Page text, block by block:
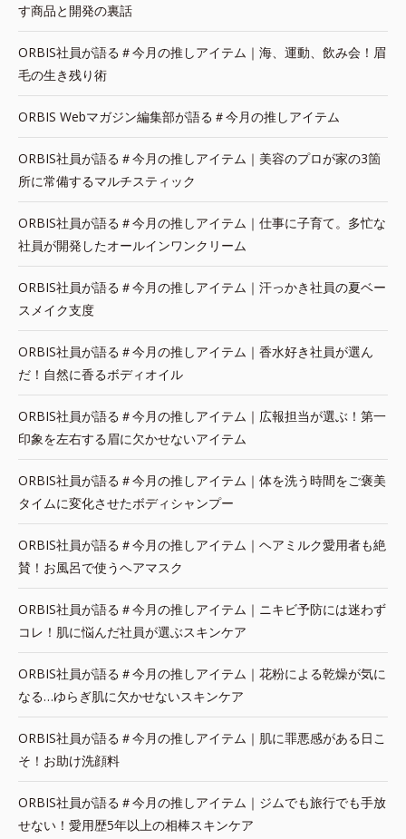
す商品と開発の裏話
ORBIS社員が語る＃今月の推しアイテム｜海、運動、飲み会！眉
毛の生き残り術
ORBIS Webマガジン編集部が語る＃今月の推しアイテム
ORBIS社員が語る＃今月の推しアイテム｜美容のプロが家の3箇
所に常備するマルチスティック
ORBIS社員が語る＃今月の推しアイテム｜仕事に子育て。多忙な
社員が開発したオールインワンクリーム
ORBIS社員が語る＃今月の推しアイテム｜汗っかき社員の夏ベー
スメイク支度
ORBIS社員が語る＃今月の推しアイテム｜香水好き社員が選ん
だ！自然に香るボディオイル
ORBIS社員が語る＃今月の推しアイテム｜広報担当が選ぶ！第一
印象を左右する眉に欠かせないアイテム
ORBIS社員が語る＃今月の推しアイテム｜体を洗う時間をご褒美
タイムに変化させたボディシャンプー
ORBIS社員が語る＃今月の推しアイテム｜ヘアミルク愛用者も絶
賛！お風呂で使うヘアマスク
ORBIS社員が語る＃今月の推しアイテム｜ニキビ予防には迷わず
コレ！肌に悩んだ社員が選ぶスキンケア
ORBIS社員が語る＃今月の推しアイテム｜花粉による乾燥が気に
なる…ゆらぎ肌に欠かせないスキンケア
ORBIS社員が語る＃今月の推しアイテム｜肌に罪悪感がある日こ
そ！お助け洗顔料
ORBIS社員が語る＃今月の推しアイテム｜ジムでも旅行でも手放
せない！愛用歴5年以上の相棒スキンケア